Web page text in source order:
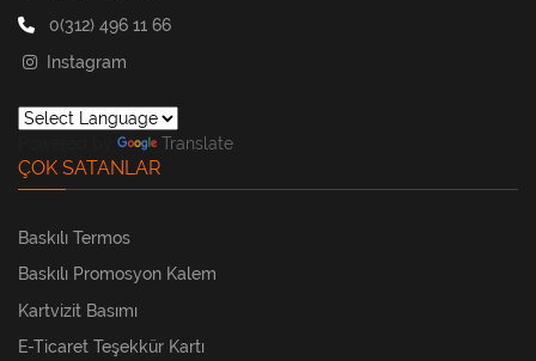
0(312) 496 11 66
Instagram
Translate
ÇOK SATANLAR
Baskılı Termos
Baskılı Promosyon Kalem
Kartvizit Basımı
E-Ticaret Teşekkür Kartı